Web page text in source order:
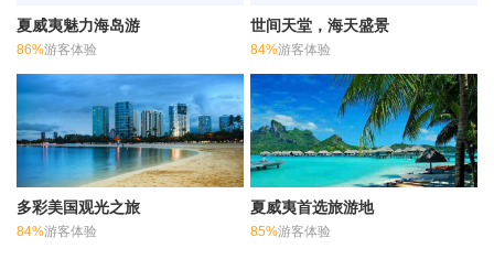
夏威夷魅力海岛游
86%游客体验
世间天堂，海天盛景
84%游客体验
多彩美国观光之旅
84%游客体验
夏威夷首选旅游地
85%游客体验